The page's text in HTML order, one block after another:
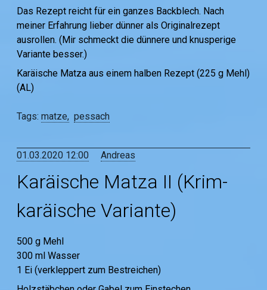
Das Rezept reicht für ein ganzes Backblech. Nach
meiner Erfahrung lieber dünner als Originalrezept
ausrollen. (Mir schmeckt die dünnere und knusperige
Variante besser.)
Karäische Matza aus einem halben Rezept (225 g Mehl)
(AL)
Tags:matze pessach
01.03.2020 12:00 Andreas
Karäische Matza II (Krim-
karäische Variante)
500 g Mehl
300 ml Wasser
1 Ei (verkleppert zum Bestreichen)